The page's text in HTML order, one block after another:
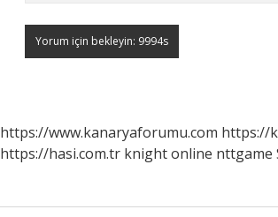
https://www.kanaryaforumu.com https://
https://hasi.com.tr knight online nttgame